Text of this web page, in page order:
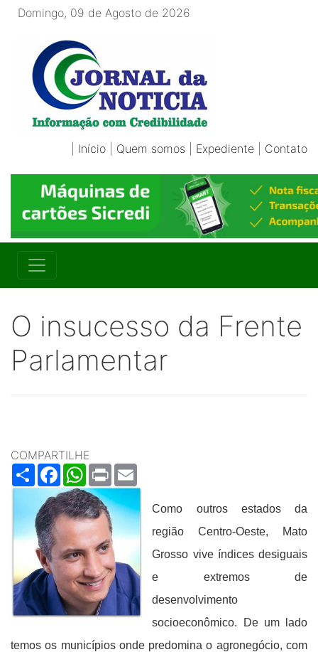
Domingo, 09 de Agosto de 2026
Início Quem somos Expediente Contato
O insucesso da Frente
Parlamentar
COMPARTILHE
ShareFacebookWhatsApp
Print
Como outros estados da
região Centro-Oeste, Mato
Grosso vive índices desiguais
e extremos de
desenvolvimento
socioeconômico. De um lado
temos os municípios onde predomina o agronegócio, com